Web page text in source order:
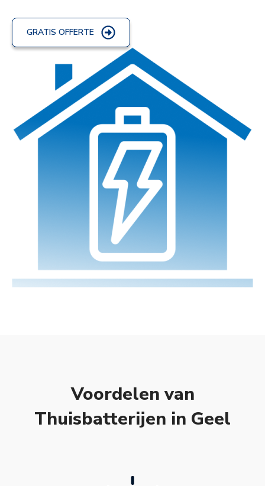
GRATIS OFFERTE
Voordelen van
Thuisbatterijen in Geel